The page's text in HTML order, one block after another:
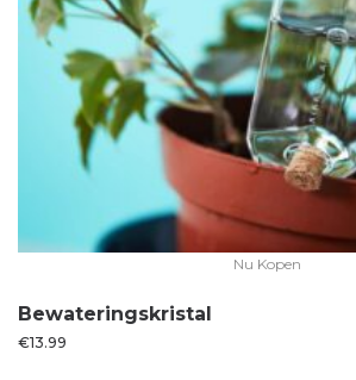
Nu Kopen
Bewateringskristal
€13.99